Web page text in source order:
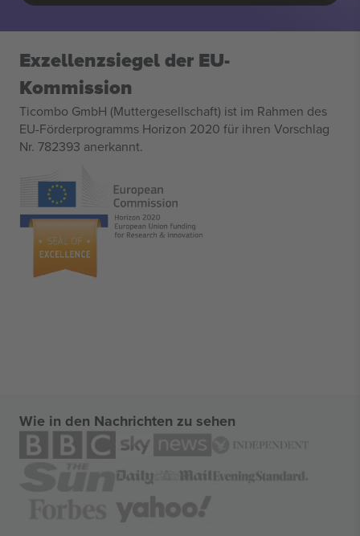
Exzellenzsiegel der EU-
Kommission
Ticombo GmbH (Muttergesellschaft) ist im Rahmen des
EU-Förderprogramms Horizon 2020 für ihren Vorschlag
Nr. 782393 anerkannt.
Wie in den Nachrichten zu sehen